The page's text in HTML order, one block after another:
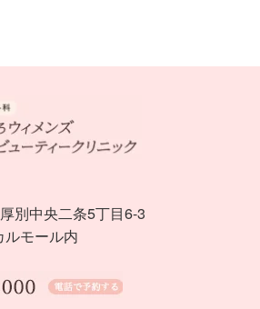
別中央二条5丁目6-3
モール内